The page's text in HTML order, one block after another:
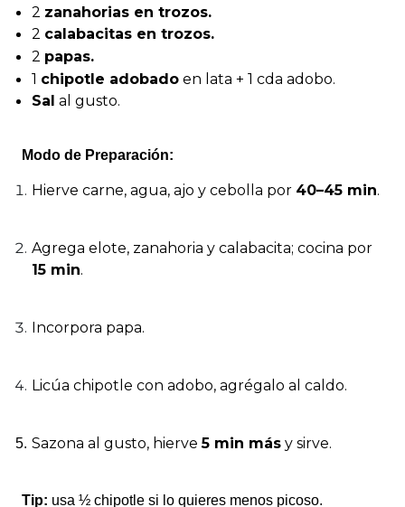
2 zanahorias en trozos.
2 calabacitas en trozos.
2 papas.
1 chipotle adobado en lata + 1 cda adobo.
Sal al gusto.
Modo de Preparación:
Hierve carne, agua, ajo y cebolla por 40–45 min.
Agrega elote, zanahoria y calabacita; cocina por
15 min.
Incorpora papa.
Licúa chipotle con adobo, agrégalo al caldo.
Sazona al gusto, hierve5 min más y sirve.
Tip: usa ½ chipotle si lo quieres menos picoso.